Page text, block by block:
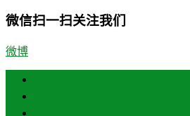
微信扫一扫关注我们
微博